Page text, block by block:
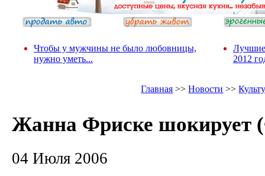
Чтобы у мужчины не было любовницы,
нужно уметь...
Лучшие
2012
Главная >>Новости >>
Жанна Фриске
04 Июля 2006